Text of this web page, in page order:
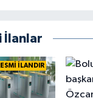
İlanlar
İLANDIR